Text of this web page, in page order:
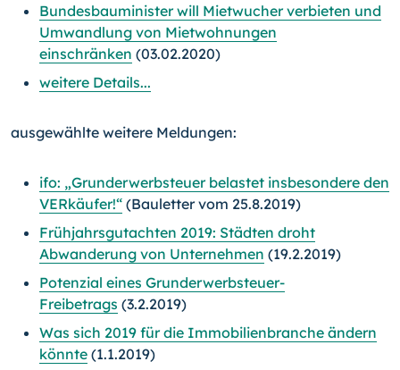
Bundesbauminister will Mietwucher verbieten und
Umwandlung von Mietwohnungen
einschränken (03.02.2020)
weitere Details...
ausgewählte weitere Meldungen:
ifo: „Grunderwerbsteuer belastet insbesondere den
VERkäufer!“ (Bauletter vom 25.8.2019)
Frühjahrsgutachten 2019: Städten droht
Abwanderung von Unternehmen (19.2.2019)
Potenzial eines Grunderwerbsteuer-
Freibetrags (3.2.2019)
Was sich 2019 für die Immobilienbranche ändern
könnte (1.1.2019)